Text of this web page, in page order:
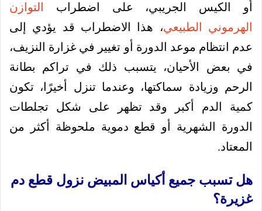
أو الكيس الجريبي، على اضطراب التوازن
الهرموني الطبيعي، هذا الاضطراب قد يؤدي إلى
عدم انتظام موعد الدورة أو تغيير في غزارة النزيف،
في بعض الأحيان، يتسبب ذلك في تراكم بطانة
الرحم وزيادة سماكتها، وعندما تنزل أخيرًا، تكون
كمية الدم أكبر وقد تظهر على شكل تجلطات
الدورة الشهرية أو قطع دموية ملحوظة أكثر من
المعتاد.
هل تسبب جميع أكياس المبيض نزول قطع دم
غزيرة؟